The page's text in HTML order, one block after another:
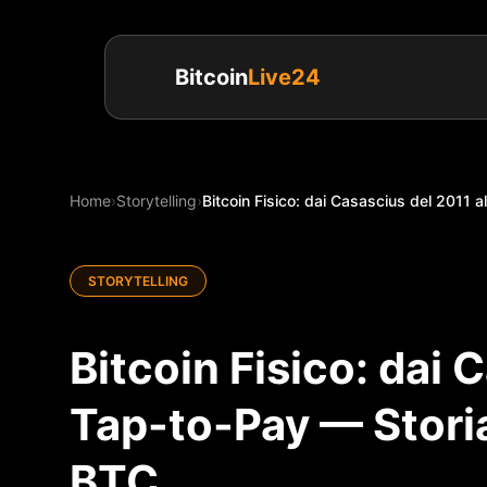
BitcoinLive24
Home›Storytelling›Bitcoin Fisico: dai Casascius del 2011
STORYTELLING
Bitcoin Fisico: dai
Tap-to-Pay —